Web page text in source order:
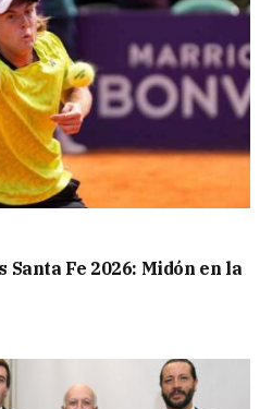
Fe 2026: Midón en la